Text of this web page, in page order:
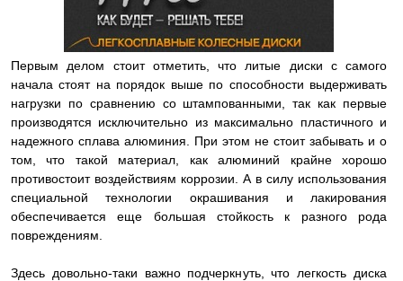
Первым делом стоит отметить, что литые диски с самого
начала стоят на порядок выше по способности выдерживать
нагрузки по сравнению со штампованными, так как первые
производятся исключительно из максимально пластичного и
надежного сплава алюминия. При этом не стоит забывать и о
том, что такой материал, как алюминий крайне хорошо
противостоит воздействиям коррозии. А в силу использования
специальной технологии окрашивания и лакирования
обеспечивается еще большая стойкость к разного рода
повреждениям.
Здесь довольно-таки важно подчеркнуть, что легкость диска